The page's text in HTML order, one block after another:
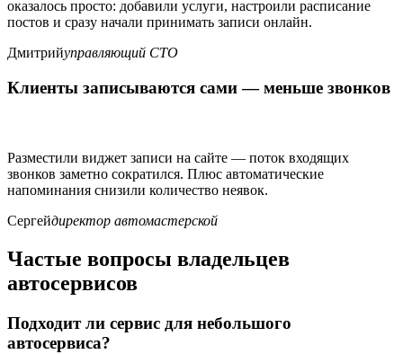
оказалось просто: добавили услуги, настроили расписание
постов и сразу начали принимать записи онлайн.
Дмитрийуправляющий СТО
Клиенты записываются сами — меньше звонков
Разместили виджет записи на сайте — поток входящих
звонков заметно сократился. Плюс автоматические
напоминания снизили количество неявок.
Сергейдиректор автомастерской
Частые вопросы владельцев
автосервисов
Подходит ли сервис для небольшого
автосервиса?